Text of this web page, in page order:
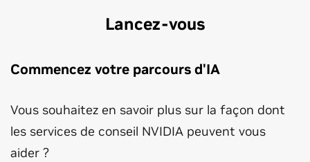
Lancez-vous
Commencez votre parcours d'IA
Vous souhaitez en savoir plus sur la façon dont
les services de conseil NVIDIA peuvent vous
aider ?